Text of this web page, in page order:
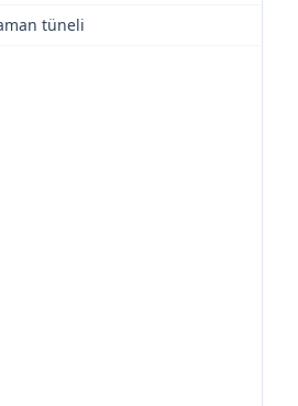
tüneli